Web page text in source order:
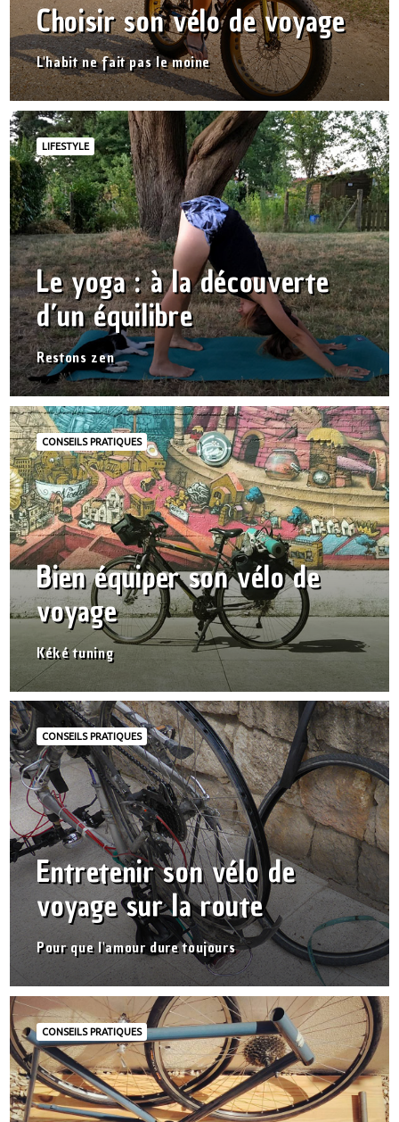
Choisir son vélo de voyage
L'habit ne fait pas le moine
LIFESTYLE
Le yoga : à la découverte
d’un équilibre
Restons zen
CONSEILS PRATIQUES
Bien équiper son vélo de
voyage
Kéké tuning
CONSEILS PRATIQUES
Entretenir son vélo de
voyage sur la route
Pour que l'amour dure toujours
CONSEILS PRATIQUES